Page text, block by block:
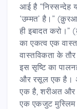
आई है “निस्सन्देह
‘उम्मत’ है।”
ही इबादत
का एकत्व एक
वास्तविकता के
इस सृष्टि का
और रसूल एक है।
एक है, शरीअत और
एक एकजुट मुस्लिम